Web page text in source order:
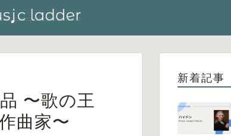
〜歌の王
曲家〜
新着記事